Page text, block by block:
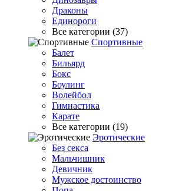
Драконы
Единороги
Все категории (37)
Спортивные
Балет
Бильярд
Бокс
Боулинг
Волейбол
Гимнастика
Карате
Все категории (19)
Эротические
Без секса
Мальчишник
Девичник
Мужское достоинство